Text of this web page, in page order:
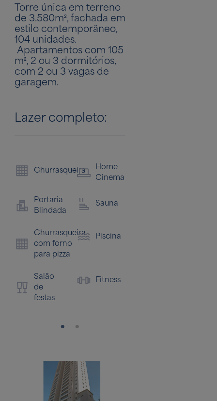
Torre única em terreno
de 3.580m², fachada em
estilo contemporâneo,
104 unidades.
Apartamentos com 105
m², 2 ou 3 dormitórios,
com 2 ou 3 vagas de
garagem.
Lazer completo:
Churrasqueira
Home
Cinema
Portaria
Blindada
Sauna
Churrasqueira
com forno
para pizza
Piscina
Salão
de
festas
Fitness